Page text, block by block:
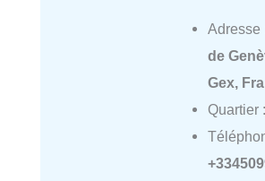
Adresse
de
Gex,
Quartier :